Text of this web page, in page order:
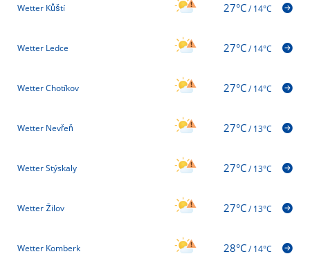
Wetter Kůští 27°C/14°C
Wetter Ledce 27°C/14°C
Wetter Chotíkov 27°C/14°C
Wetter Nevřeň 27°C/13°C
Wetter Stýskaly 27°C/13°C
Wetter Žilov 27°C/13°C
Wetter Komberk 28°C/14°C